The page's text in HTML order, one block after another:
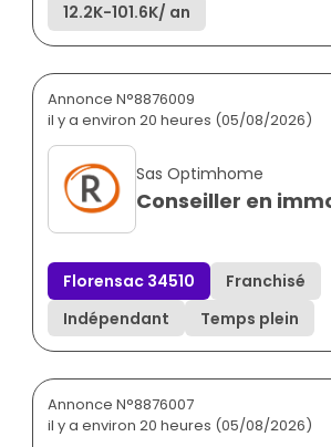
12.2K-101.6K/ an
Annonce N°8876009
il y a environ 20 heures (05/08/2026)
Sas Optimhome
Conseiller en
Florensac 34510
Franchisé
Indépendant
Temps plein
Annonce N°8876007
il y a environ 20 heures (05/08/2026)